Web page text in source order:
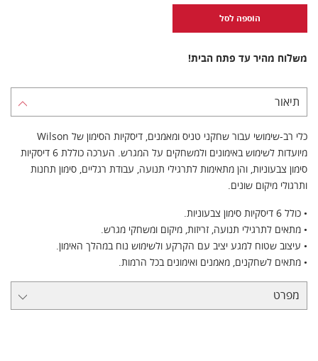
הוספה לסל
משלוח מהיר עד פתח הבית!
תיאור
כלי רב-שימושי עבור שחקני טניס ומאמנים, דיסקיות הסימון של Wilson
מיועדות לשימוש באימונים ולמשחקים על המגרש. הערכה כוללת 6 דיסקיות
סימון צבעוניות, והן מתאימות לתרגילי תנועה, עבודת רגליים, סימון תחנות
ותרגולי מיקום שונים.
• כולל 6 דיסקיות סימון צבעוניות.
• מתאים לתרגילי תנועה, זריזות, מיקום ומשחקי מגרש.
• עיצוב שטוח למגע יציב עם הקרקע ולשימוש נוח במהלך האימון.
• מתאים לשחקנים, מאמנים ואימונים בכל הרמות.
מפרט